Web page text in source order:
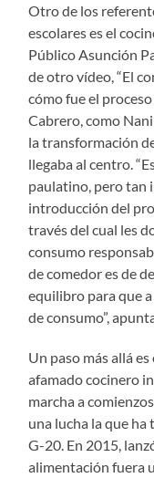
Otro de los
escolares es el
Público Asunción
de otro vídeo, “El
cómo fue el
Cabrero, como
la transformación
llegaba al centro.
paulatino, pero tan
introducción del
través del cual les
consumo
de comedor es de
equilibro para que
de consumo”,
Un paso más allá
afamado cocinero
marcha a
una lucha la que
G-20. En 2015,
alimentación fuera